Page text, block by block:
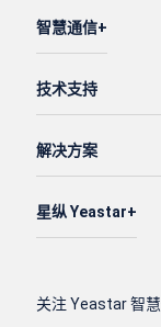
智慧通信
技术支持
解决方案
星纵 Yeastar
关注 Yeastar 智